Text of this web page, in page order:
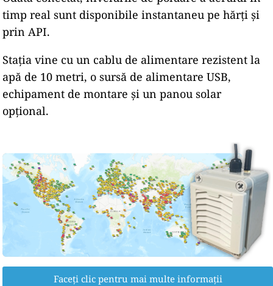
timp real sunt disponibile instantaneu pe hărți și
prin API.
Stația vine cu un cablu de alimentare rezistent la
apă de 10 metri, o sursă de alimentare USB,
echipament de montare și un panou solar
opțional.
Faceți clic pentru mai multe informații